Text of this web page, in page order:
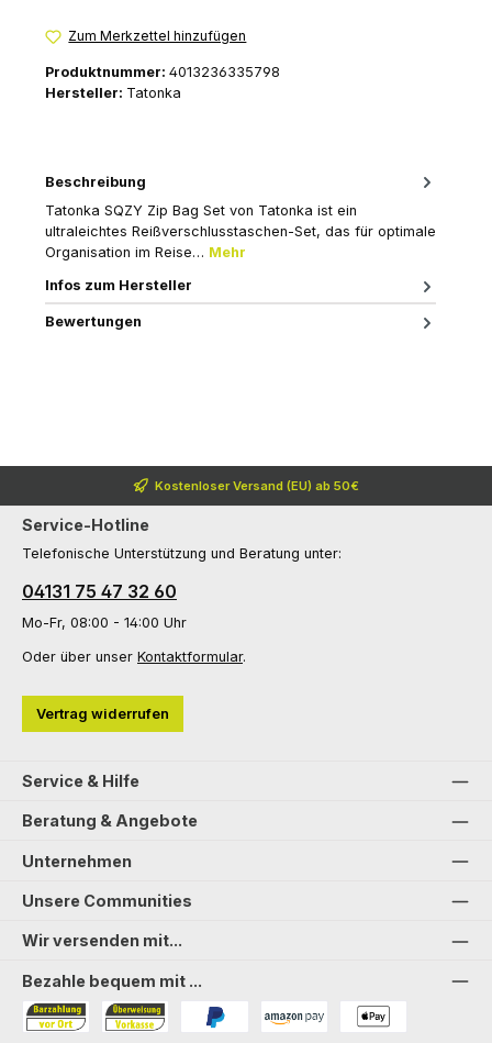
Zum Merkzettel hinzufügen
Produktnummer: 4013236335798
Hersteller: Tatonka
Beschreibung
Tatonka SQZY Zip Bag Set von Tatonka ist ein
ultraleichtes Reißverschlusstaschen-Set, das für optimale
Organisation im Reise… Mehr
Infos zum Hersteller
Bewertungen
Kostenloser Versand (EU) ab 50€
Service-Hotline
Telefonische Unterstützung und Beratung unter:
04131 75 47 32 60
Mo-Fr, 08:00 - 14:00 Uhr
Oder über unser Kontaktformular.
Vertrag widerrufen
Service & Hilfe
Beratung & Angebote
Unternehmen
Unsere Communities
Wir versenden mit...
Bezahle bequem mit ...